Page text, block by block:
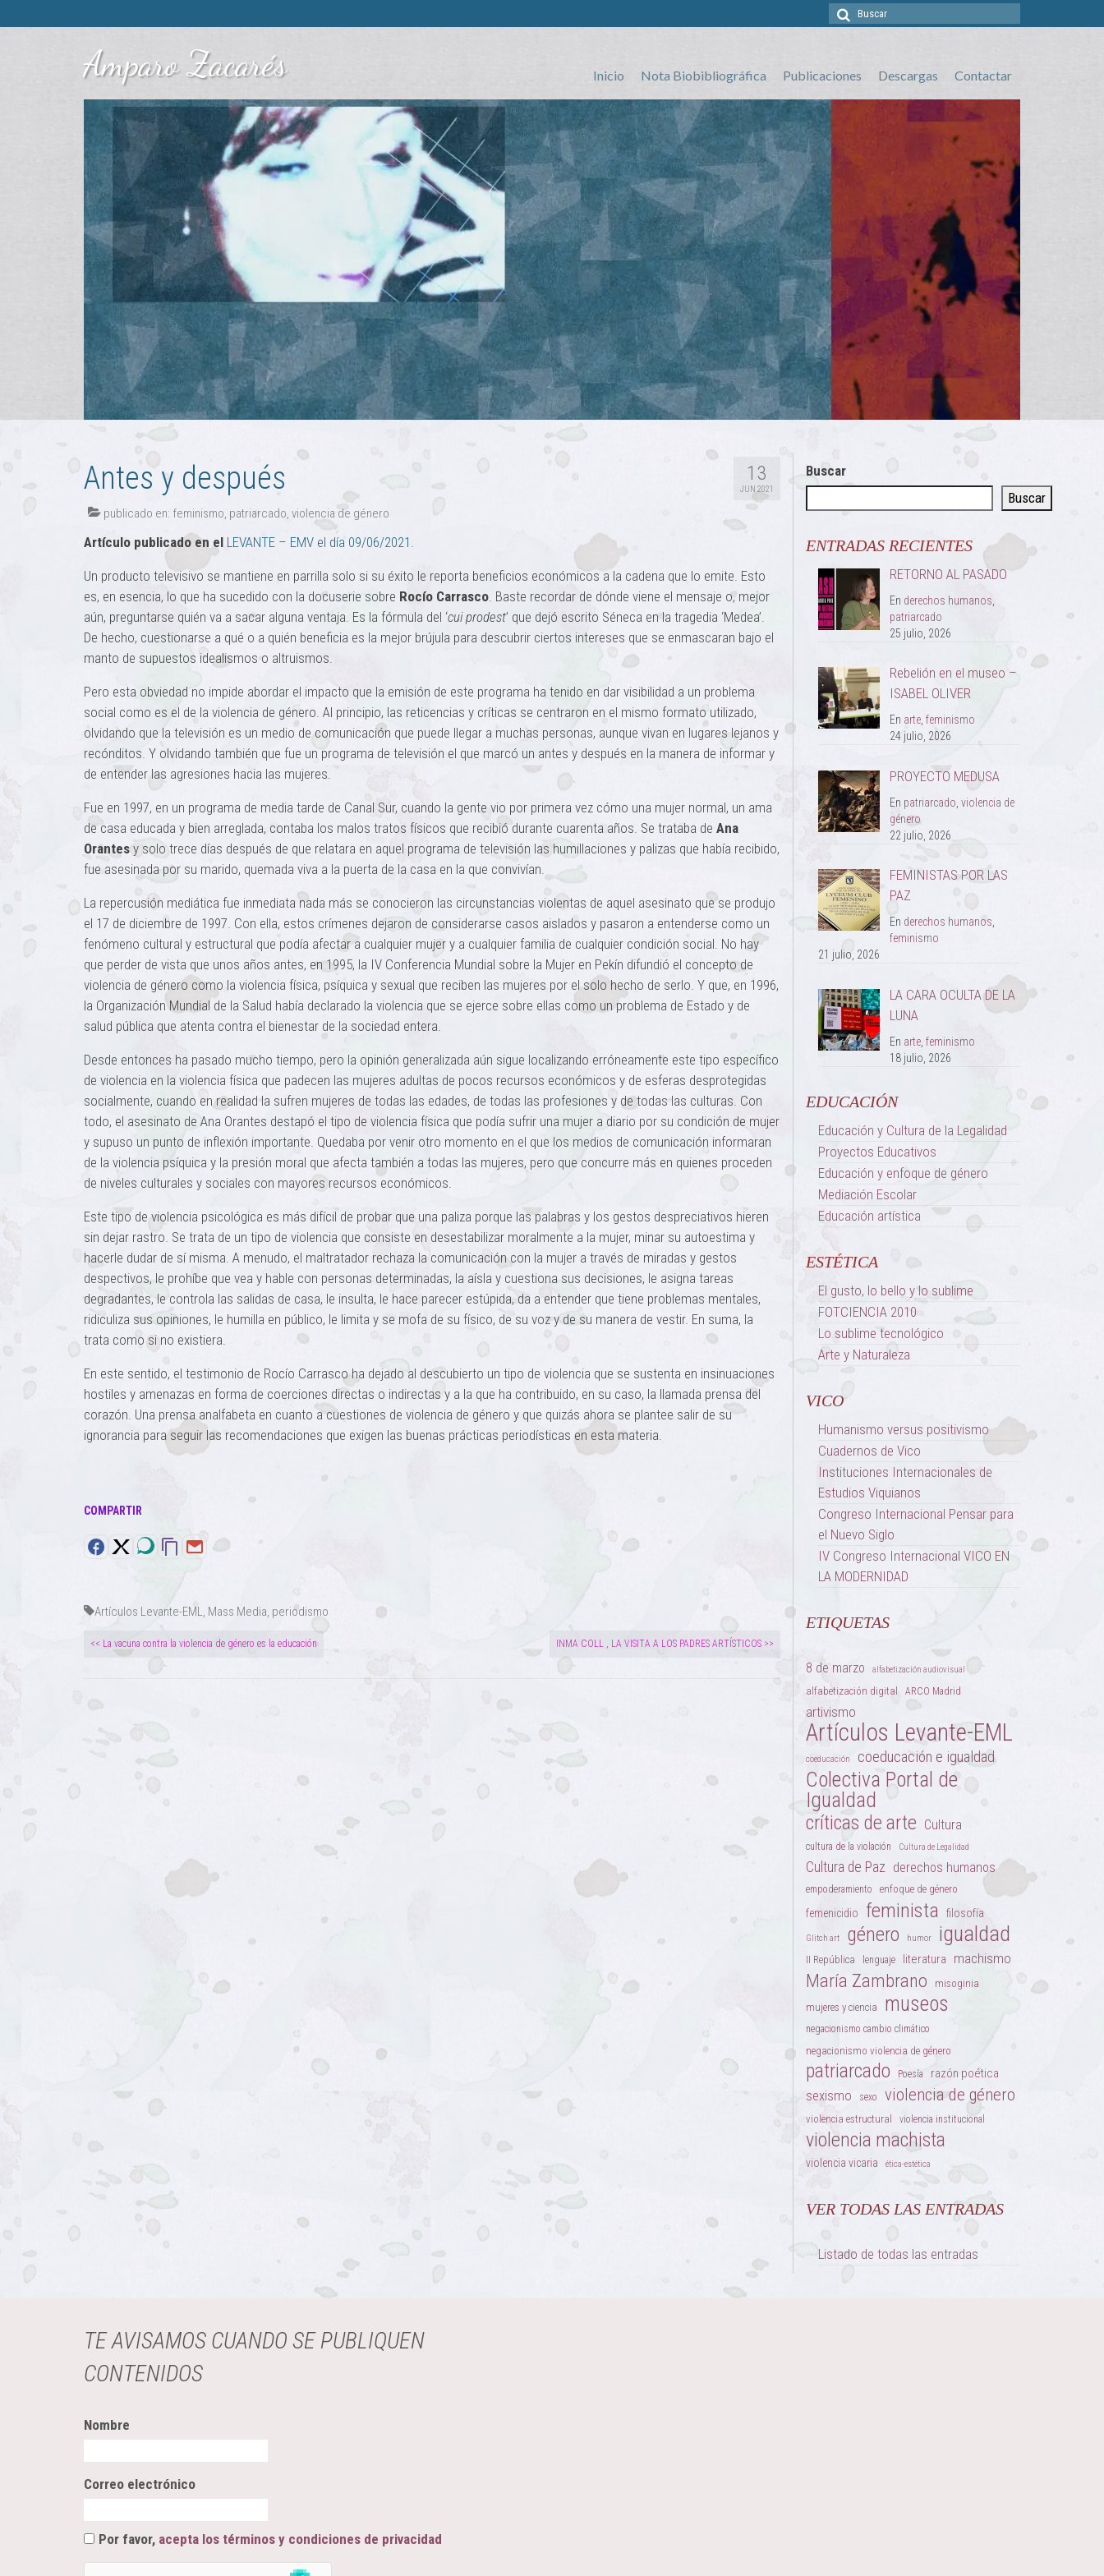
Buscar
Amparo Zacarés Inicio Nota Biobibliográfica Publicaciones Descargas Contactar
13
JUN 2021
Antes y después
publicado en: feminismo, patriarcado, violencia de género
Artículo publicado en el LEVANTE – EMV el día 09/06/2021.
Un producto televisivo se mantiene en parrilla solo si su éxito le reporta beneficios económicos a la cadena que lo emite. Esto
es, en esencia, lo que ha sucedido con la docuserie sobre Rocío Carrasco . Baste recordar de dónde viene el mensaje o, mejor
aún, preguntarse quién va a sacar alguna ventaja. Es la fórmula del ‘cui prodest’ que dejó escrito Séneca en la tragedia ‘Medea’.
De hecho, cuestionarse a qué o a quién beneficia es la mejor brújula para descubrir ciertos intereses que se enmascaran bajo el
manto de supuestos idealismos o altruismos.
Pero esta obviedad no impide abordar el impacto que la emisión de este programa ha tenido en dar visibilidad a un problema
social como es el de la violencia de género. Al principio, las reticencias y críticas se centraron en el mismo formato utilizado,
olvidando que la televisión es un medio de comunicación que puede llegar a muchas personas, aunque vivan en lugares lejanos y
recónditos. Y olvidando también que fue un programa de televisión el que marcó un antes y después en la manera de informar y
de entender las agresiones hacia las mujeres.
Fue en 1997, en un programa de media tarde de Canal Sur, cuando la gente vio por primera vez cómo una mujer normal, un ama
de casa educada y bien arreglada, contaba los malos tratos físicos que recibió durante cuarenta años. Se trataba de Ana
Orantes y solo trece días después de que relatara en aquel programa de televisión las humillaciones y palizas que había recibido,
fue asesinada por su marido, quemada viva a la puerta de la casa en la que convivían.
La repercusión mediática fue inmediata nada más se conocieron las circunstancias violentas de aquel asesinato que se produjo
el 17 de diciembre de 1997. Con ella, estos crímenes dejaron de considerarse casos aislados y pasaron a entenderse como un
fenómeno cultural y estructural que podía afectar a cualquier mujer y a cualquier familia de cualquier condición social. No hay
que perder de vista que unos años antes, en 1995, la IV Conferencia Mundial sobre la Mujer en Pekín difundió el concepto de
violencia de género como la violencia física, psíquica y sexual que reciben las mujeres por el solo hecho de serlo. Y que, en 1996,
la Organización Mundial de la Salud había declarado la violencia que se ejerce sobre ellas como un problema de Estado y de
salud pública que atenta contra el bienestar de la sociedad entera.
Desde entonces ha pasado mucho tiempo, pero la opinión generalizada aún sigue localizando erróneamente este tipo específico
de violencia en la violencia física que padecen las mujeres adultas de pocos recursos económicos y de esferas desprotegidas
socialmente, cuando en realidad la sufren mujeres de todas las edades, de todas las profesiones y de todas las culturas. Con
todo, el asesinato de Ana Orantes destapó el tipo de violencia física que podía sufrir una mujer a diario por su condición de mujer
y supuso un punto de inflexión importante. Quedaba por venir otro momento en el que los medios de comunicación informaran
de la violencia psíquica y la presión moral que afecta también a todas las mujeres, pero que concurre más en quienes proceden
de niveles culturales y sociales con mayores recursos económicos.
Este tipo de violencia psicológica es más difícil de probar que una paliza porque las palabras y los gestos despreciativos hieren
sin dejar rastro. Se trata de un tipo de violencia que consiste en desestabilizar moralmente a la mujer, minar su autoestima y
hacerle dudar de sí misma. A menudo, el maltratador rechaza la comunicación con la mujer a través de miradas y gestos
despectivos, le prohíbe que vea y hable con personas determinadas, la aísla y cuestiona sus decisiones, le asigna tareas
degradantes, le controla las salidas de casa, le insulta, le hace parecer estúpida, da a entender que tiene problemas mentales,
ridiculiza sus opiniones, le humilla en público, le limita y se mofa de su físico, de su voz y de su manera de vestir. En suma, la
trata como si no existiera.
En este sentido, el testimonio de Rocío Carrasco ha dejado al descubierto un tipo de violencia que se sustenta en insinuaciones
hostiles y amenazas en forma de coerciones directas o indirectas y a la que ha contribuido, en su caso, la llamada prensa del
corazón. Una prensa analfabeta en cuanto a cuestiones de violencia de género y que quizás ahora se plantee salir de su
ignorancia para seguir las recomendaciones que exigen las buenas prácticas periodísticas en esta materia.
COMPARTIR
Artículos Levante-EML, Mass Media, periodismo
<< La vacuna contra la violencia de género es la educación INMA COLL , LA VISITA A LOS PADRES ARTÍSTICOS >>
Buscar
Buscar
ENTRADAS RECIENTES
RETORNO AL PASADO
En derechos humanos
patriarcado
25 julio, 2026
Rebelión en el museo –
ISABEL OLIVER
En arte,feminismo
24 julio, 2026
PROYECTO MEDUSA
En patriarcado ,violencia de
género
22 julio, 2026
FEMINISTAS POR LAS
PAZ
En derechos humanos,
feminismo
21 julio, 2026
LA CARA OCULTA DE LA
LUNA
En arte ,feminismo
18 julio, 2026
EDUCACIÓN
Educación y Cultura de la Legalidad
Proyectos Educativos
Educación y enfoque de género
Mediación Escolar
Educación artística
ESTÉTICA
El gusto, lo bello y lo sublime
FOTCIENCIA 2010
Lo sublime tecnológico
Arte y Naturaleza
VICO
Humanismo versus positivismo
Cuadernos de Vico
Instituciones Internacionales de
Estudios Viquianos
Congreso Internacional Pensar para
el Nuevo Siglo
IV Congreso Internacional VICO EN
LA MODERNIDAD
ETIQUETAS
8 de marzo alfabetización audiovisual
alfabetización digital ARCO Madrid
artivismo
Artículos Levante-EML
coeducación coeducación e igualdad
Colectiva Portal de
Igualdad
críticas de arte Cultura
cultura de la violación Cultura de Legalidad
Cultura de Paz derechos humanos
empoderamiento enfoque de género
femenicidio feminista filosofía
Glitch art género humor igualdad
II República lenguaje literatura machismo
María Zambrano
misoginia
mujeres y ciencia
museos
negacionismo cambio climático
negacionismo violencia de género
patriarcado Poesía razón poética
sexismo sexo violencia de género
violencia estructural violencia institucional
violencia machista
violencia vicaria ética-estética
VER TODAS LAS ENTRADAS
Listado de todas las entradas
TE AVISAMOS CUANDO SE PUBLIQUEN
CONTENIDOS
Nombre
Correo electrónico
Por favor, acepta los términos y condiciones de privacidad